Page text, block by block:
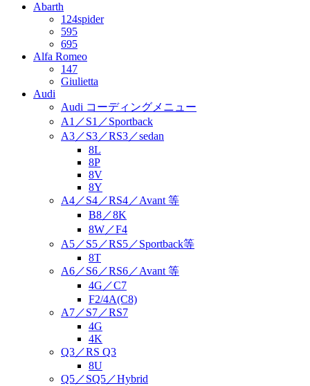
Abarth
124spider
595
695
Alfa Romeo
147
Giulietta
Audi
Audi コーディングメニュー
A1／S1／Sportback
A3／S3／RS3／sedan
8L
8P
8V
8Y
A4／S4／RS4／Avant 等
B8／8K
8W／F4
A5／S5／RS5／Sportback等
8T
A6／S6／RS6／Avant 等
4G／C7
F2/4A(C8)
A7／S7／RS7
4G
4K
Q3／RS Q3
8U
Q5／SQ5／Hybrid